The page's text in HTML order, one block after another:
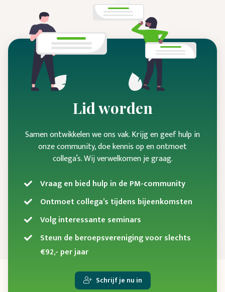
Lid worden
Samen ontwikkelen we ons vak. Krijg en geef hulp in
onze community, doe kennis op en ontmoet
collega’s. Wij verwelkomen je graag.
Vraag en bied hulp in de PM-community
Ontmoet collega’s tijdens bijeenkomsten
Volg interessante seminars
Steun de beroepsvereniging voor slechts
€92,- per jaar
Schrijf je nu in